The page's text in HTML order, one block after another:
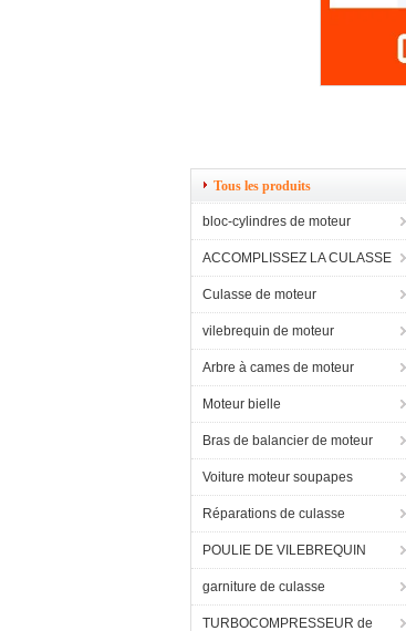
Tous les produits
bloc-cylindres de moteur
ACCOMPLISSEZ LA CULASSE
Culasse de moteur
vilebrequin de moteur
Arbre à cames de moteur
Moteur bielle
Bras de balancier de moteur
Voiture moteur soupapes
Réparations de culasse
POULIE DE VILEBREQUIN
garniture de culasse
TURBOCOMPRESSEUR de